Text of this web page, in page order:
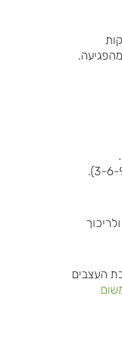
האובליפיחה עשיר בוויטמין E, קרוטנואידים (שמקנים לו צבע כתום מאוד) וחומצות שומן חיוניות (אומגה 3-6-9).
העצבים